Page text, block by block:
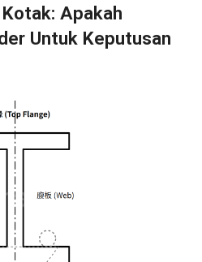
Apakah
Untuk Keputusan